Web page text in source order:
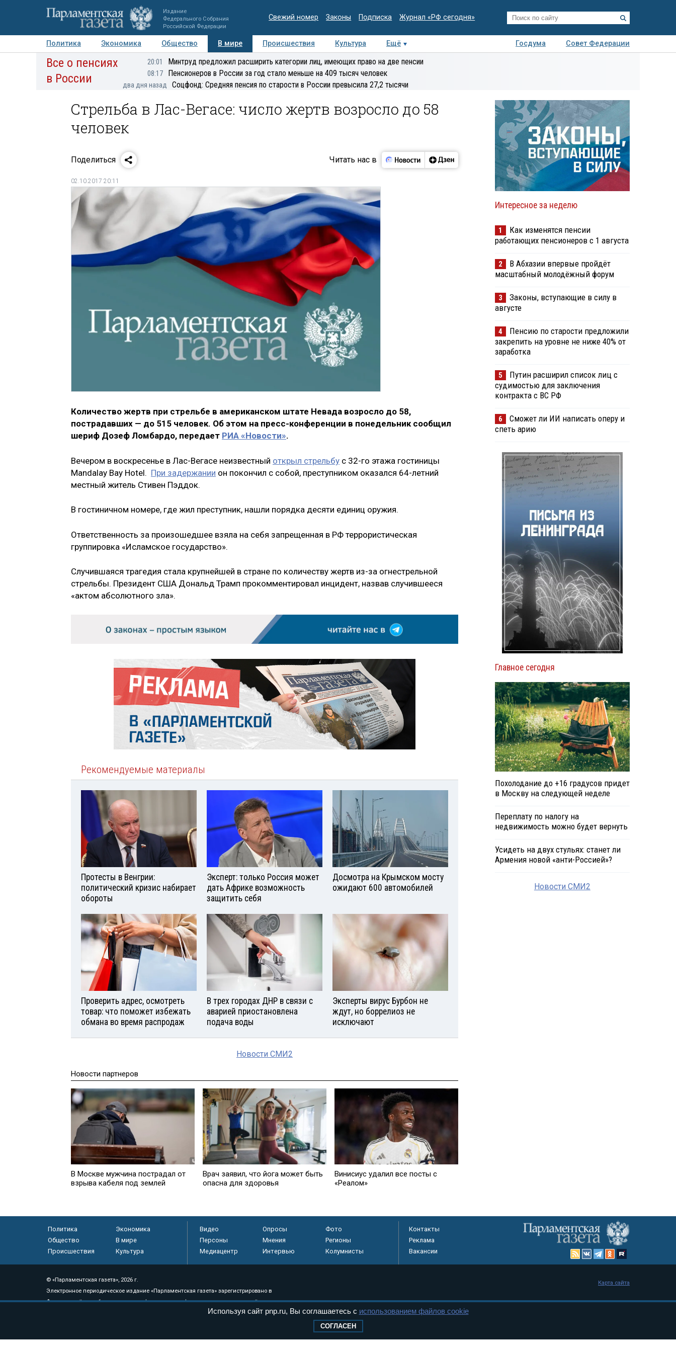
Издание
Федерального Собрания
Российской Федерации
Свежий номер Законы Подписка Журнал «РФ сегодня»
Политика Экономика Общество В мире Происшествия Культура Ещё Госдума
Совет Федерации
Авторы Персоны Мнения Регионы Медиацентр Интервью Колумнисты
Деловая
Все о пенсиях
в России
20:01 Минтруд предложил расширить категории лиц, имеющих право на две пенсии
08:17 Пенсионеров в России за год стало меньше на 409 тысяч человек
два дня назад Соцфонд: Средняя пенсия по старости в России превысила 27,2 тысячи
Стрельба в Лас-Вегасе: число жертв возросло до 58
человек
Поделиться Читать нас в
02.10.2017 20:11
Количество жертв при стрельбе в американском штате Невада возросло до 58,
пострадавших — до 515 человек. Об этом на пресс-конференции в понедельник сообщил
шериф Дозеф Ломбардо, передает РИА «Новости».
Вечером в воскресенье в Лас-Вегасе неизвестный открыл стрельбу с 32-го этажа гостиницы
Mandalay Bay Hotel. При задержании он покончил с собой, преступником оказался 64-летний
местный житель Стивен Пэддок.
В гостиничном номере, где жил преступник, нашли порядка десяти единиц оружия.
Ответственность за произошедшее взяла на себя запрещенная в РФ террористическая
группировка «Исламское государство».
Случившаяся трагедия стала крупнейшей в стране по количеству жертв из-за огнестрельной
стрельбы. Президент США Дональд Трамп прокомментировал инцидент, назвав случившееся
«актом абсолютного зла».
Рекомендуемые материалы
Протесты в Венгрии:
политический кризис набирает
обороты
Эксперт: только Россия может
дать Африке возможность
защитить себя
Досмотра на Крымском мосту
ожидают 600 автомобилей
Проверить адрес, осмотреть
товар: что поможет избежать
обмана во время распродаж
В трех городах ДНР в связи с
аварией приостановлена
подача воды
Эксперты вирус Бурбон не
ждут, но боррелиоз не
исключают
Новости СМИ2
Новости партнеров
В Москве мужчина пострадал от
взрыва кабеля под землей
Врач заявил, что йога может быть
опасна для здоровья
Винисиус удалил все посты с
«Реалом»
Интересное за неделю
1
Как изменятся пенсии
работающих пенсионеров с 1 августа
2
В Абхазии впервые пройдёт
масштабный молодёжный форум
3
Законы, вступающие в силу в
августе
4
Пенсию по старости предложили
закрепить на уровне не ниже 40% от
заработка
5
Путин расширил список лиц с
судимостью для заключения
контракта с ВС РФ
6
Сможет ли ИИ написать оперу и
спеть арию
Главное сегодня
Похолодание до +16 градусов придет
в Москву на следующей неделе
Переплату по налогу на
недвижимость можно будет вернуть
Усидеть на двух стульях: станет ли
Армения новой «анти-Россией»?
Новости СМИ2
Политика
Экономика
Общество
В мире
Происшествия
Культура
Видео Опросы
Фото
Персоны
Мнения
Регионы
Медиацентр
Интервью Колумнисты
Контакты
Реклама
Вакансии
© «Парламентская газета», 2026 г.
Электронное периодическое издание «Парламентская газета» зарегистрировано в
Федеральной службе по надзору в сфере связи, информационных технологий и
массовых коммуникаций (Роскомнадзор) 05 августа 2011 года. 18+
Карта сайта
Используя сайт pnp.ru, Вы соглашаетесь с использованием файлов cookie
СОГЛАСЕН